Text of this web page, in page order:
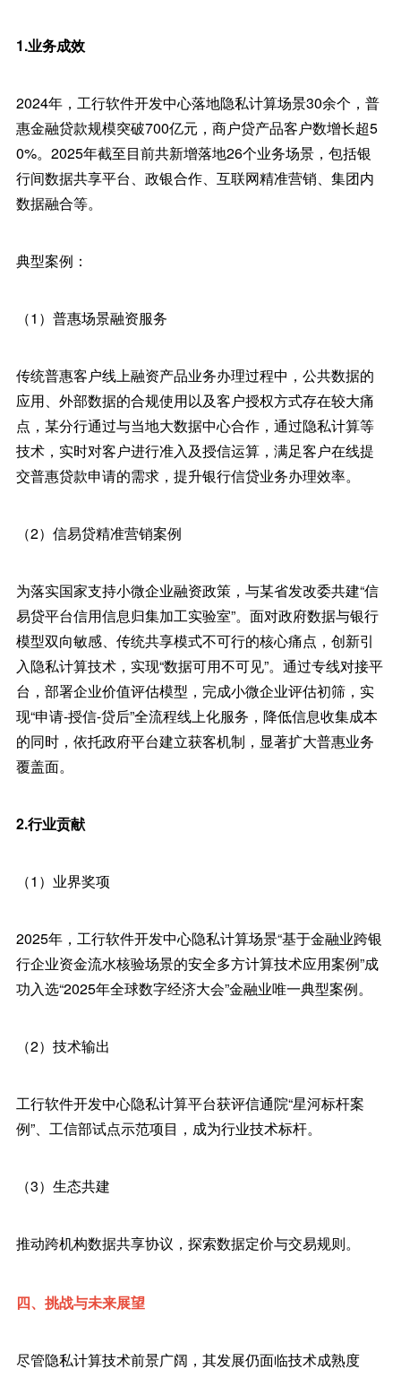
1.业务成效
2024年，工行软件开发中心落地隐私计算场景30余个，普
惠金融贷款规模突破700亿元，商户贷产品客户数增长超5
0%。2025年截至目前共新增落地26个业务场景，包括银
行间数据共享平台、政银合作、互联网精准营销、集团内
数据融合等。
典型案例：
（1）普惠场景融资服务
传统普惠客户线上融资产品业务办理过程中，公共数据的
应用、外部数据的合规使用以及客户授权方式存在较大痛
点，某分行通过与当地大数据中心合作，通过隐私计算等
技术，实时对客户进行准入及授信运算，满足客户在线提
交普惠贷款申请的需求，提升银行信贷业务办理效率。
（2）信易贷精准营销案例
为落实国家支持小微企业融资政策，与某省发改委共建“信
易贷平台信用信息归集加工实验室”。面对政府数据与银行
模型双向敏感、传统共享模式不可行的核心痛点，创新引
入隐私计算技术，实现“数据可用不可见”。通过专线对接平
台，部署企业价值评估模型，完成小微企业评估初筛，实
现“申请-授信-贷后”全流程线上化服务，降低信息收集成本
的同时，依托政府平台建立获客机制，显著扩大普惠业务
覆盖面。
2.行业贡献
（1）业界奖项
2025年，工行软件开发中心隐私计算场景“基于金融业跨银
行企业资金流水核验场景的安全多方计算技术应用案例”成
功入选“2025年全球数字经济大会”金融业唯一典型案例。
（2）技术输出
工行软件开发中心隐私计算平台获评信通院“星河标杆案
例”、工信部试点示范项目，成为行业技术标杆。
（3）生态共建
推动跨机构数据共享协议，探索数据定价与交易规则。
四、挑战与未来展望
尽管隐私计算技术前景广阔，其发展仍面临技术成熟度